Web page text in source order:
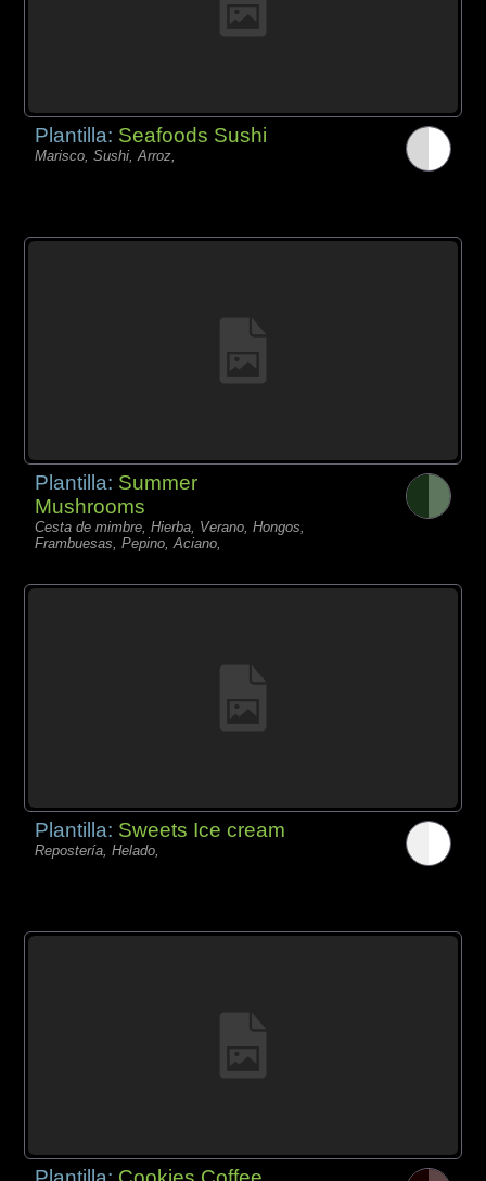
Plantilla: Seafoods Sushi
Marisco, Sushi, Arroz,
Plantilla: Summer
Mushrooms
Cesta de mimbre, Hierba, Verano, Hongos,
Frambuesas, Pepino, Aciano,
Plantilla: Sweets Ice cream
Repostería, Helado,